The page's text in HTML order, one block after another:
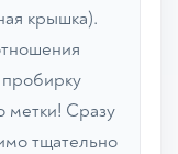
крышка).
пробирку
метки! Сразу
тщательно